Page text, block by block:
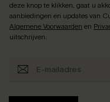
deze knop te klikken, gaat u
aanbiedingen en updates van
Algemene Voorwaarden en
uitschrijven.